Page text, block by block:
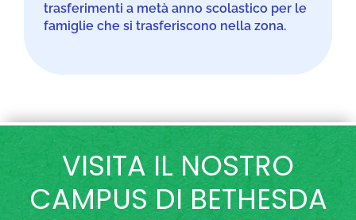
trasferimenti a metà anno scolastico per le
famiglie che si trasferiscono nella zona.
VISITA IL NOSTRO
CAMPUS DI BETHESDA